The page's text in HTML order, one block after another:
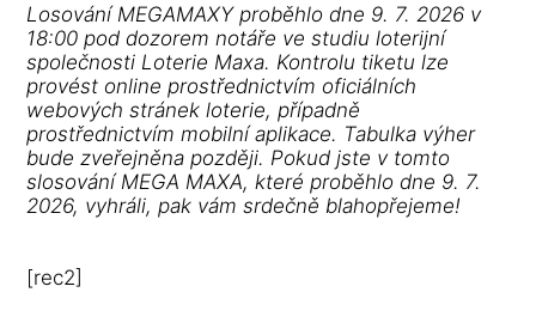
Losování MEGAMAXY proběhlo dne 9. 7. 2026 v
18:00 pod dozorem notáře ve studiu loterijní
společnosti Loterie Maxa. Kontrolu tiketu lze
provést online prostřednictvím oficiálních
webových stránek loterie, případně
prostřednictvím mobilní aplikace. Tabulka výher
bude zveřejněna později. Pokud jste v tomto
slosování MEGA MAXA, které proběhlo dne 9. 7.
2026, vyhráli, pak vám srdečně blahopřejeme!
[rec2]